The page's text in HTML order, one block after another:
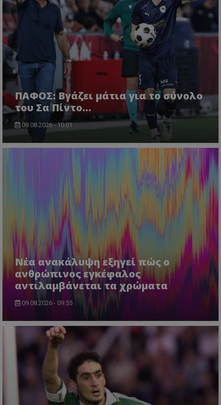
ΠΑΦΟΣ: Βγάζει μάτια για το σύνολο
του Σα Πίντο...
09.08.2026 - 10:01
Νέα ανακάλυψη εξηγεί πώς ο
ανθρώπινος εγκέφαλος
αντιλαμβάνεται τα χρώματα
09.08.2026 - 09:55